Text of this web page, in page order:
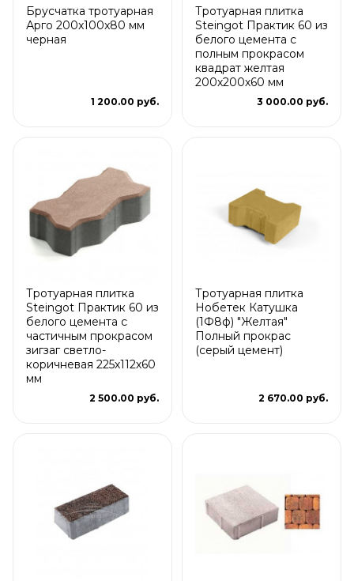
Брусчатка тротуарная
Арго 200x100x80 мм
черная
1 200.00 руб.
Тротуарная плитка
Steingot Практик 60 из
белого цемента с
полным прокрасом
квадрат желтая
200х200х60 мм
3 000.00 руб.
Тротуарная плитка
Steingot Практик 60 из
белого цемента с
частичным прокрасом
зигзаг светло-
коричневая 225х112х60
мм
2 500.00 руб.
Тротуарная плитка
Нобетек Катушка
(1Ф8ф) "Желтая"
Полный прокрас
(серый цемент)
2 670.00 руб.